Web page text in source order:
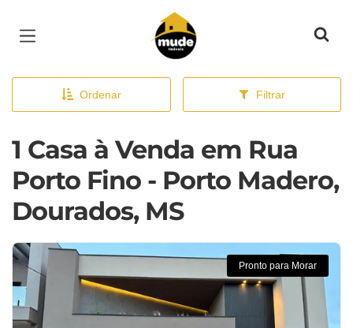
Página inicial
Ordenar Filtrar
1 Casa à Venda em Rua
Porto Fino - Porto Madero,
Dourados, MS
Pronto para Morar